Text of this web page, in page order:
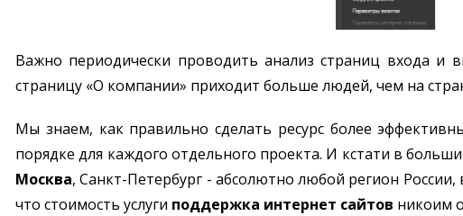
Важно периодически проводить анализ страниц входа и
страницу «О компании» приходит больше людей, чем на
Мы знаем, как правильно сделать ресурс более
порядке для каждого отдельного проекта. И кстати в
Москва, Санкт-Петербург - абсолютно любой регион
что стоимость услуги поддержка интернет сайтов никоим